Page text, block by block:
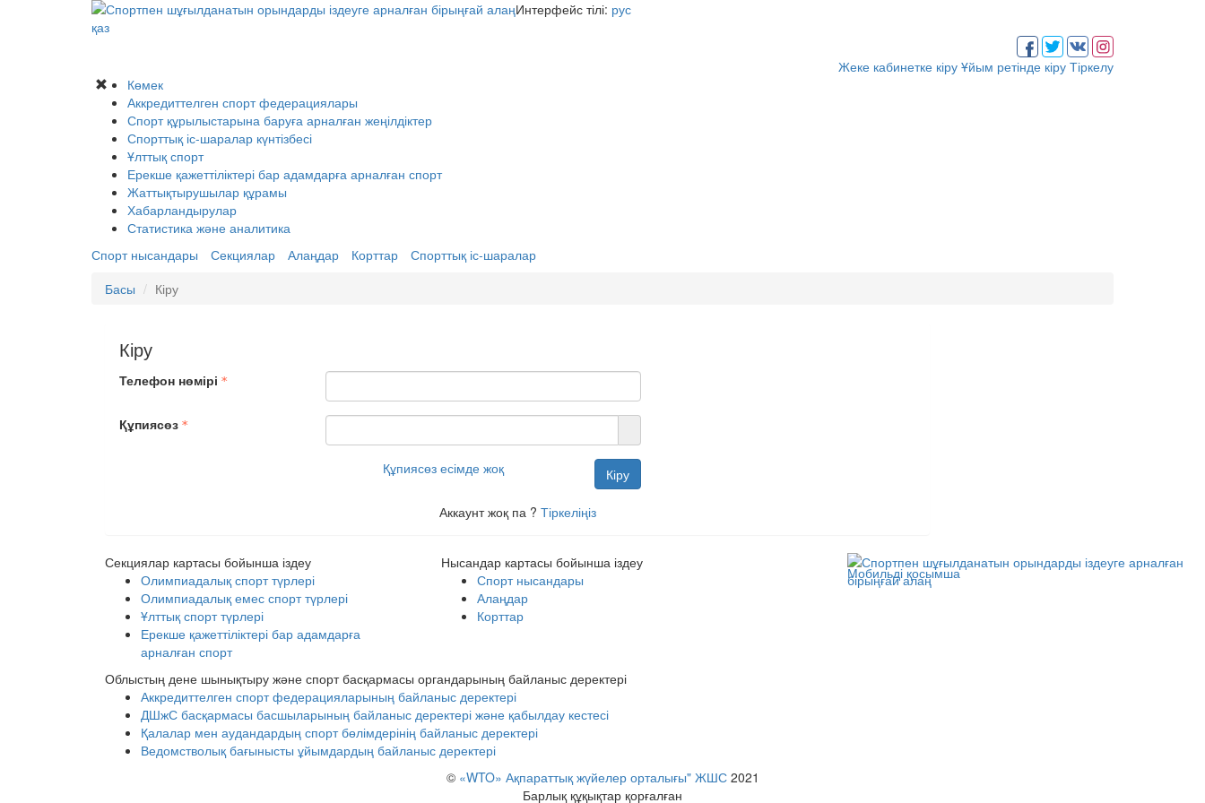
Интерфейс тілі: рус
қаз
Жеке кабинетке кіру Ұйым ретінде кіру Тіркелу
Көмек
Аккредиттелген спорт федерациялары
Спорт құрылыстарына баруға арналған жеңілдіктер
Спорттық іс-шаралар күнтізбесі
Ұлттық спорт
Ерекше қажеттіліктері бар адамдарға арналған спорт
Жаттықтырушылар құрамы
Хабарландырулар
Статистика және аналитика
Спорт нысандары
Секциялар Алаңдар Корттар
Спорттық іс-шаралар
Басы
Кіру
Кіру
Телефон нөмірі
Құпиясөз
Құпиясөз есімде жоқ Кіру
Аккаунт жоқ па ? Тіркеліңіз
Секциялар картасы бойынша іздеу
Олимпиадалық спорт түрлері
Олимпиадалық емес спорт түрлері
Ұлттық спорт түрлері
Ерекше қажеттіліктері бар адамдарға
арналған спорт
Нысандар картасы бойынша іздеу
Спорт нысандары
Алаңдар
Корттар
Облыстың дене шынықтыру және спорт басқармасы органдарының байланыс деректері
Аккредиттелген спорт федерацияларының байланыс деректері
ДШжС басқармасы басшыларының байланыс деректері және қабылдау кестесі
Қалалар мен аудандардың спорт бөлімдерінің байланыс деректері
Ведомстволық бағынысты ұйымдардың байланыс деректері
Мобильді қосымша
© «WTO» Ақпараттық жүйелер орталығы" ЖШС2021
Барлық құқықтар қорғалған